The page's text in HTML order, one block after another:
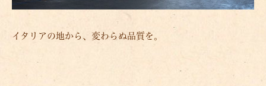
イタリアの地から、変わらぬ品質を。